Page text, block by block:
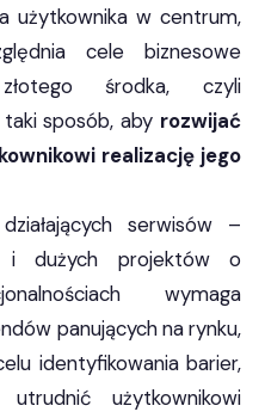
użytkownika w centrum,
cele biznesowe
środka, czyli
sposób, aby rozwijać
realizację jego
serwisów –
i dużych projektów o
wymaga
panujących na rynku,
identyfikowania barier,
użytkownikowi